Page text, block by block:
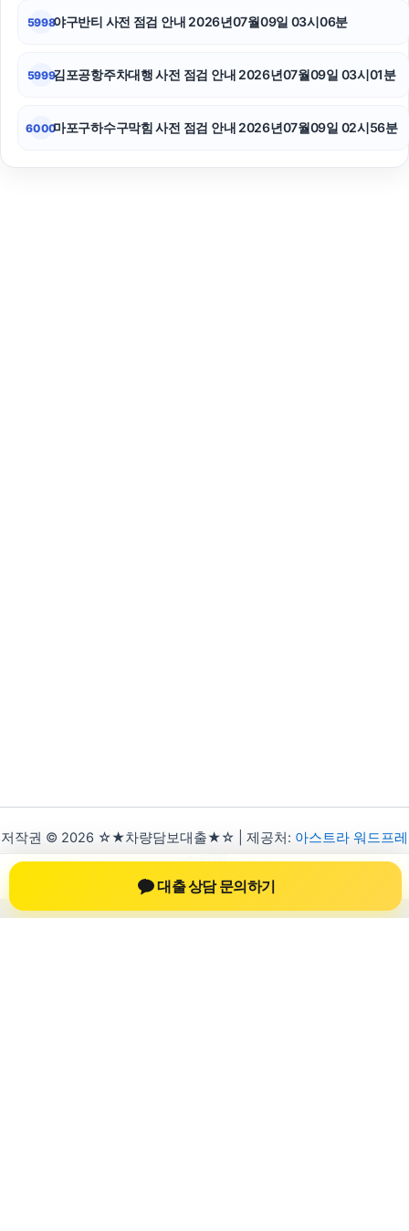
5998야구반티 사전 점검 안내 2026년07월09일 03시06분
5999김포공항주차대행 사전 점검 안내 2026년07월09일 03시01분
6000마포구하수구막힘 사전 점검 안내 2026년07월09일 02시56분
저작권 © 2026 ☆★차량담보대출★☆ | 제공처: 아스트라 워드프레
스 테마
대출 상담 문의하기